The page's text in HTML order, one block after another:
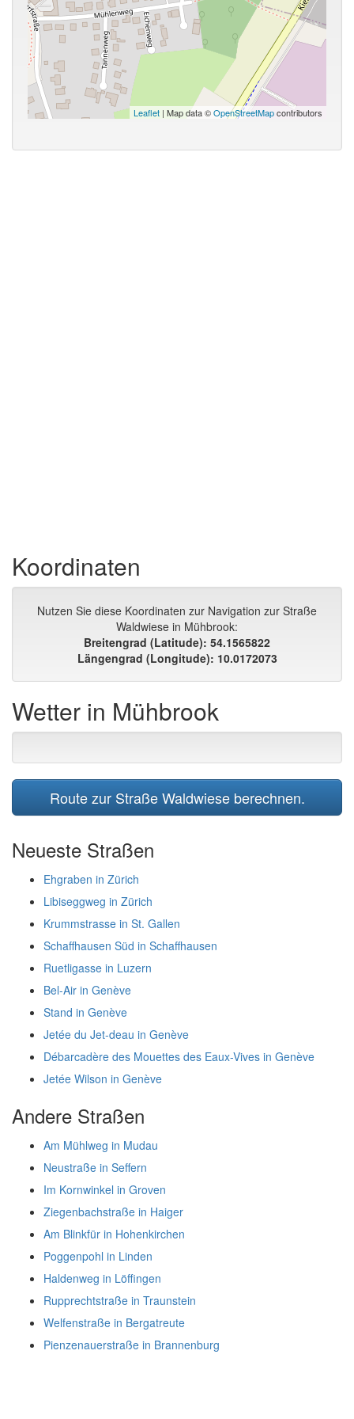
Leaflet | Map data ©OpenStreetMapcontributors
Koordinaten
Nutzen Sie diese Koordinaten zur Navigation zur Straße
Waldwiese in Mühbrook:
Breitengrad (Latitude): 54.1565822
Längengrad (Longitude): 10.0172073
Wetter in Mühbrook
Route zur Straße Waldwiese berechnen.
Neueste Straßen
Ehgraben in Zürich
Libiseggweg in Zürich
Krummstrasse in St. Gallen
Schaffhausen Süd in Schaffhausen
Ruetligasse in Luzern
Bel-Air in Genève
Stand in Genève
Jetée du Jet-deau in Genève
Débarcadère des Mouettes des Eaux-Vives in Genève
Jetée Wilson in Genève
Andere Straßen
Am Mühlweg in Mudau
Neustraße in Seffern
Im Kornwinkel in Groven
Ziegenbachstraße in Haiger
Am Blinkfür in Hohenkirchen
Poggenpohl in Linden
Haldenweg in Löffingen
Rupprechtstraße in Traunstein
Welfenstraße in Bergatreute
Pienzenauerstraße in Brannenburg